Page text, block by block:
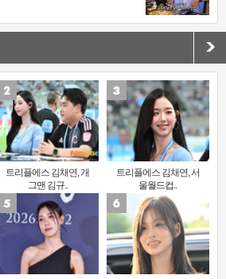
트리플에스 김채연, 개
그맨 김규..
트리플에스 김채연, 서
울월드컵..